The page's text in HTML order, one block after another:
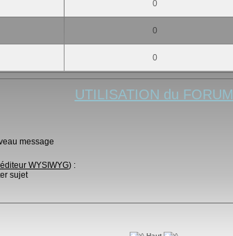
0
0
0
UTILISATION du FORUM
message
WYSIWYG) :
sujet